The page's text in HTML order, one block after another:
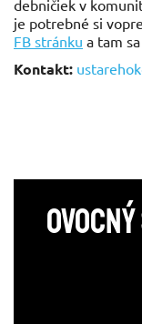
debničiek v
je potrebné si
FB stránku a tam
Kontakt: